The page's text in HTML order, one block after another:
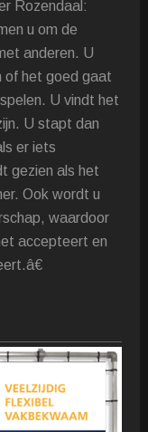
Rozendaal:
u om de
anderen. U
of het goed gaat
U vindt het
U stapt dan
er iets
gezien als het
Ook wordt u
waardoor
accepteert en